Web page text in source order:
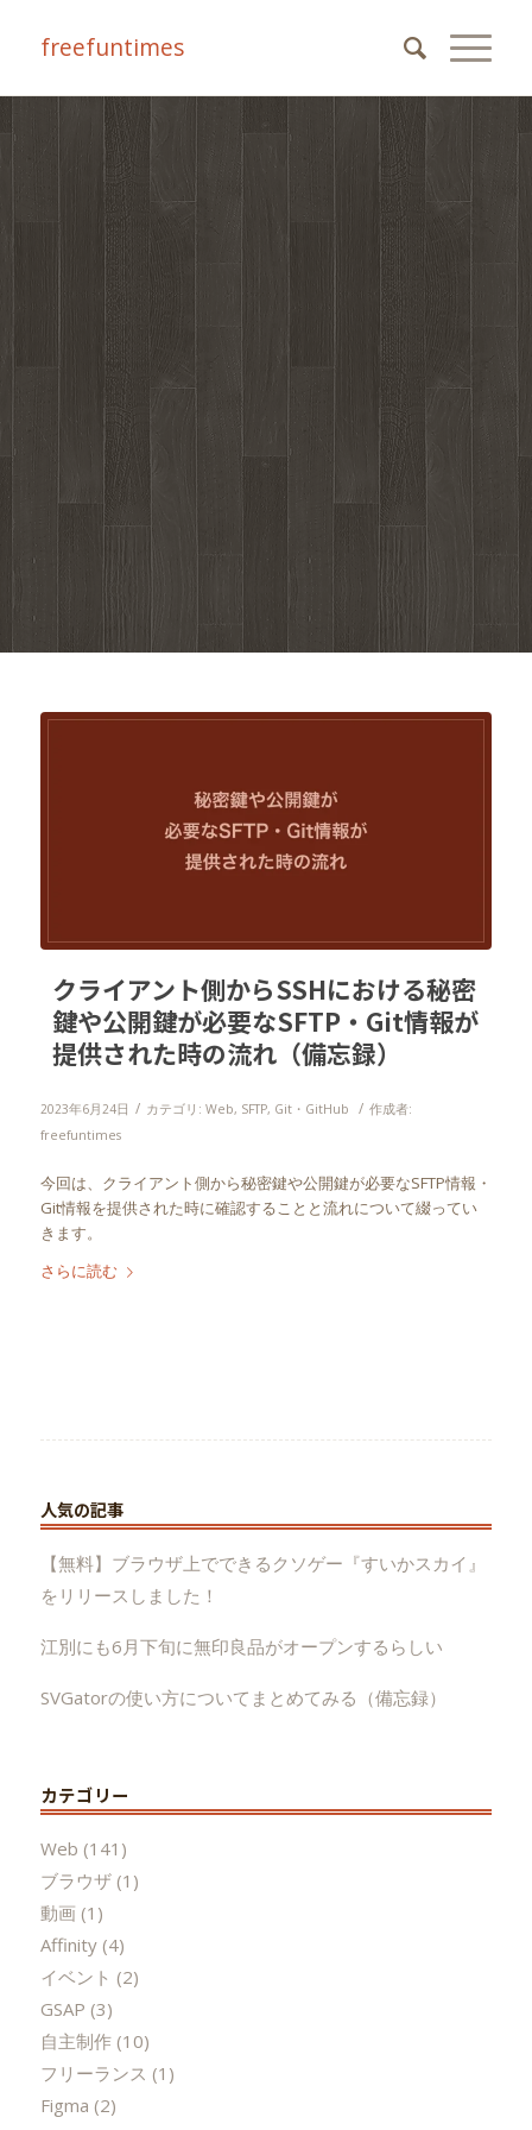
freefuntimes
クライアント側からSSHにおける秘密
鍵や公開鍵が必要なSFTP・Git情報が
提供された時の流れ（備忘録）
2023年6月24日 / カテゴリ: Web, SFTP, Git・GitHub / 作成者:
freefuntimes
今回は、クライアント側から秘密鍵や公開鍵が必要なSFTP情報・
Git情報を提供された時に確認することと流れについて綴ってい
きます。
さらに読む
人気の記事
【無料】ブラウザ上でできるクソゲー『すいかスカイ』
をリリースしました！
江別にも6月下旬に無印良品がオープンするらしい
SVGatorの使い方についてまとめてみる（備忘録）
カテゴリー
Web (141)
ブラウザ(1)
動画 (1)
Affinity(4)
イベント (2)
GSAP (3)
自主制作(10)
フリーランス (1)
Figma (2)